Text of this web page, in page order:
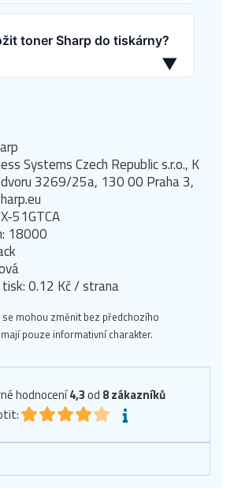
toner Sharp do tiskárny?
▼
Systems Czech Republic s.r.o., K
dvoru 3269/25a, 130 00 Praha 3,
51GTCA
18000
0.12 Kč / strana
se mohou změnit bez předchozího
pouze informativní charakter.
hodnocení4,3od 8zákazníků